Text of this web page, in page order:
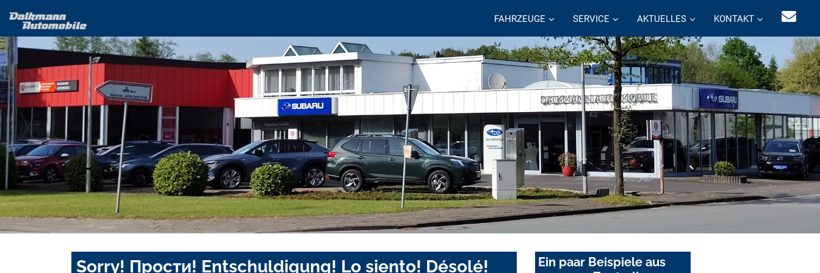
FAHRZEUGE SERVICE AKTUELLES KONTAKT
Sorry! Прости! Entschuldigung! Lo siento! Désolé!
Ein paar Beispiele aus